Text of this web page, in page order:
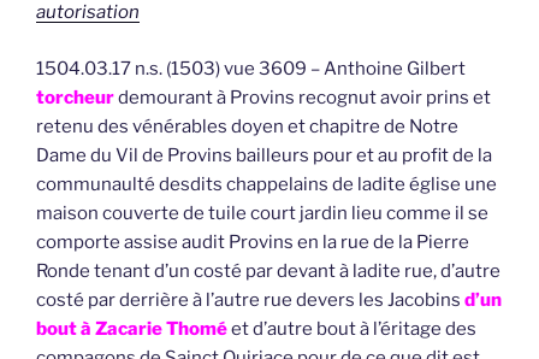
autorisation
1504.03.17 n.s. (1503) vue 3609 – Anthoine Gilbert
torcheurdemourant à Provins recognut avoir prins et
retenu des vénérables doyen et chapitre de Notre
Dame du Vil de Provins bailleurs pour et au profit de la
communaulté desdits chappelains de ladite église une
maison couverte de tuile court jardin lieu comme il se
comporte assise audit Provins en la rue de la Pierre
Ronde tenant d’un costé par devant à ladite rue, d’autre
costé par derrière à l’autre rue devers les Jacobins d’un
bout à Zacarie Thoméet d’autre bout à l’éritage des